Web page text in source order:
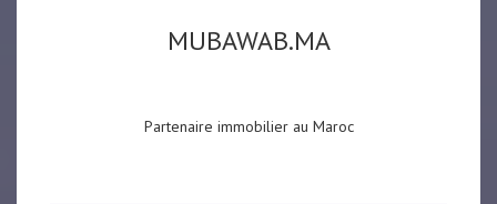
MUBAWAB.MA
Partenaire immobilier au Maroc